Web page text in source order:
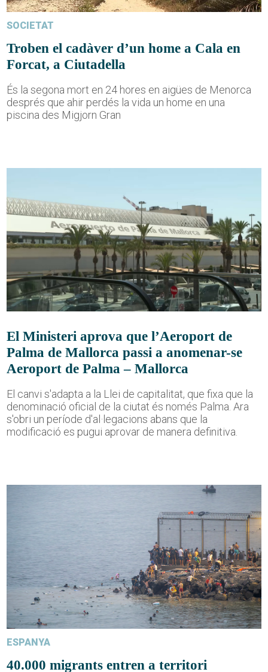
SOCIETAT
Troben el cadàver d’un home a Cala en
Forcat, a Ciutadella
És la segona mort en 24 hores en aigües de Menorca
després que ahir perdés la vida un home en una
piscina des Migjorn Gran
El Ministeri aprova que l’Aeroport de
Palma de Mallorca passi a anomenar-se
Aeroport de Palma – Mallorca
El canvi s'adapta a la Llei de capitalitat, que fixa que la
denominació oficial de la ciutat és només Palma. Ara
s'obri un període d'al·legacions abans que la
modificació es pugui aprovar de manera definitiva.
ESPANYA
40.000 migrants entren a territori